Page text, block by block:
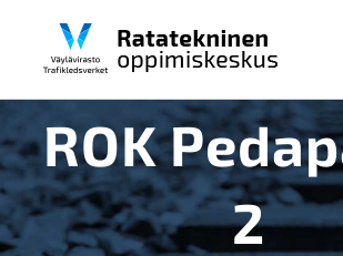
ROK
2